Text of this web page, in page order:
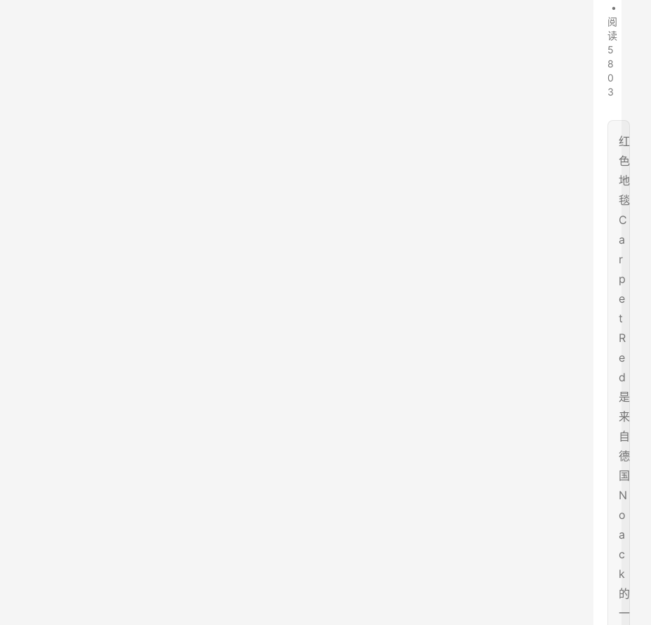
•
阅
读
5
8
0
3
红
色
地
毯
C
a
r
p
e
t
R
e
d
是
来
自
德
国
N
o
a
c
k
的
一